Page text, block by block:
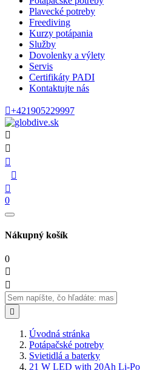
Plavecké potreby
Freediving
Kurzy potápania
Služby
Dovolenky a výlety
Servis
Certifikáty PADI
Kontaktujte nás
+421905229997





0
Nákupný košík
0



Úvodná stránka
Potápačské potreby
Svietidlá a baterky
21 W LED with 20Ah Li-Po